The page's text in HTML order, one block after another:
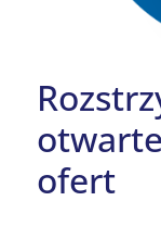
ofert